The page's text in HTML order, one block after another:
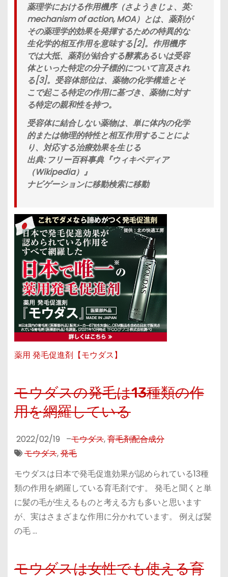
薬理学における作用機序（さようきじょ、英:
mechanism of action, MOA）とは、薬剤が
その薬理学的効果を発揮するための特異的な
生化学的相互作用を意味する[2]。作用機序
では大抵、薬剤が結合する酵素あるいは受容
体といった特定の分子標的について言及され
る[3]。受容体部位は、薬物の化学構造とそ
こで起こる特定の作用に基づき、薬物に対す
る特定の親和性を持つ。
受容体に結合しない薬物は、単に体内の化学
的または物理的特性と相互作用することによ
り、対応する治療効果を生じる
出典: フリー百科事典『ウィキペディア
（Wikipedia）』
ナビゲーションに移動検索に移動
薬用 発毛促進剤【モウダス】
モウダスの発毛は13種類の作
用を網羅している
2022/02/19 –モウダス,育毛剤配合成分
モウダス,発毛
モウダスは日本で発毛促進効果が認められている13種
類の作用を網羅している育毛剤です。 発毛と聞くと単
に髪の毛が生えるものと考える方も多いと思います
が、実はさまざまな作用に分かれています。 例えば髪
の毛 …
モウダスは女性でも使える育